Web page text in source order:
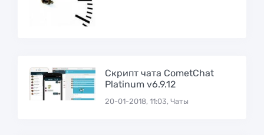
Скрипт чата CometChat
Platinum v6.9.12
20-01-2018, 11:03, Чаты